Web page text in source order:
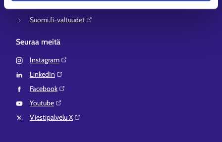
Suomi.fi-valtuudet⁠
Seuraa meitä
Instagram⁠
LinkedIn⁠
Facebook⁠
Youtube⁠
Viestipalvelu X⁠